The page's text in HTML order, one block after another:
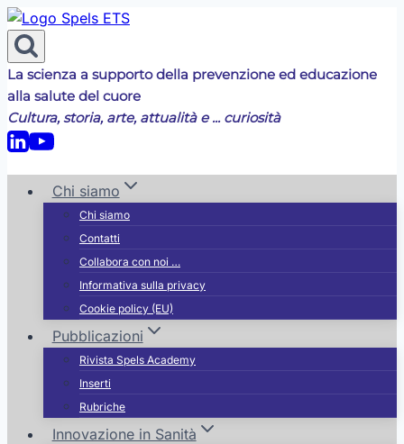
Salta
al
contenuto
La scienza a supporto della prevenzione ed educazione
alla salute del cuore
Cultura, storia, arte, attualità e ... curiosità
Chi siamo
Chi siamo
Contatti
Collabora con noi …
Informativa sulla privacy
Cookie policy (EU)
Pubblicazioni
Rivista Spels Academy
Inserti
Rubriche
Innovazione in Sanità